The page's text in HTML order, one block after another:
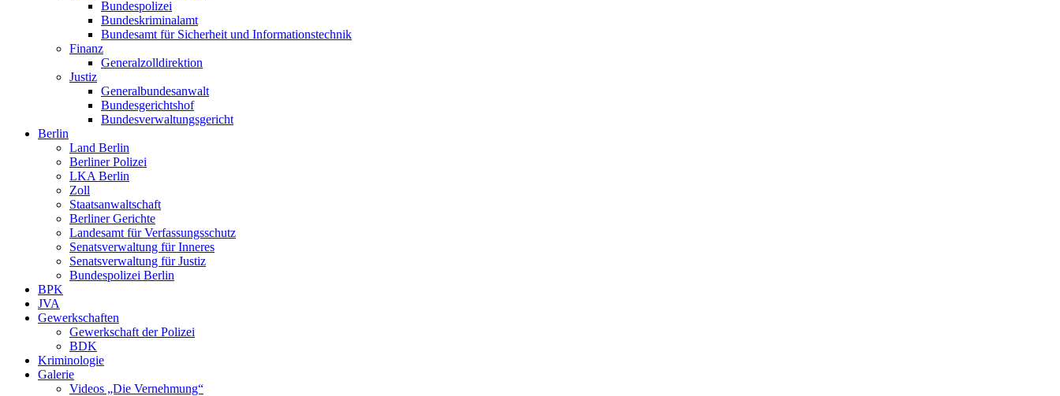
Bundespolizei
Bundeskriminalamt
Bundesamt für Sicherheit und Informationstechnik
Finanz
Generalzolldirektion
Justiz
Generalbundesanwalt
Bundesgerichtshof
Bundesverwaltungsgericht
Berlin
Land Berlin
Berliner Polizei
LKA Berlin
Zoll
Staatsanwaltschaft
Berliner Gerichte
Landesamt für Verfassungsschutz
Senatsverwaltung für Inneres
Senatsverwaltung für Justiz
Bundespolizei Berlin
BPK
JVA
Gewerkschaften
Gewerkschaft der Polizei
BDK
Kriminologie
Galerie
Videos „Die Vernehmung“